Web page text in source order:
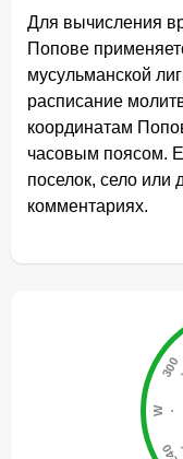
Для вычисления
Попове
мусульманской
расписание
координатам
часовым поясом.
поселок, село или
комментариях.